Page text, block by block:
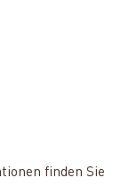
finden Sie